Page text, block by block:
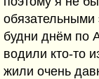
обязательными
будни днём по
водили кто-то
жили очень